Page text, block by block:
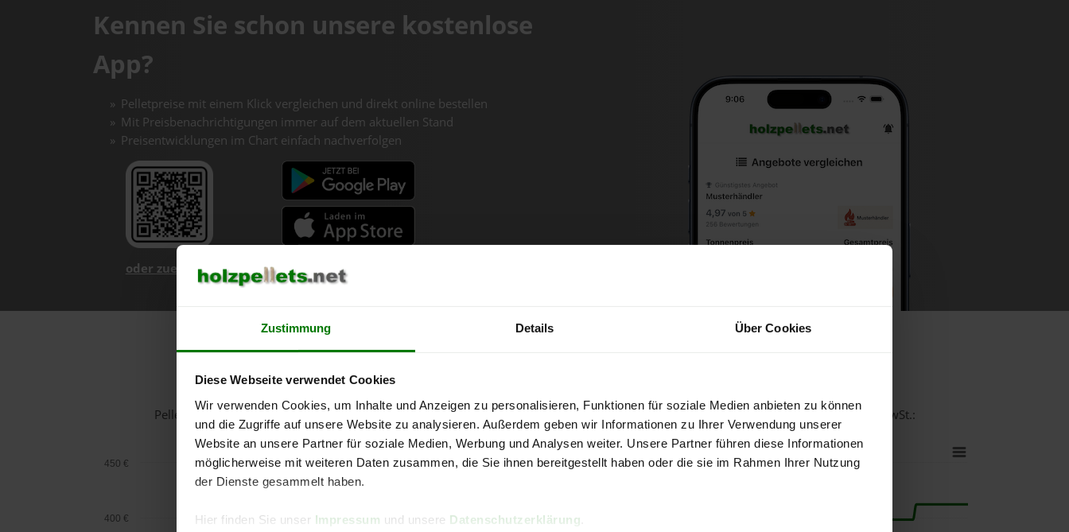
Zustimmung Details Über Cookies
Diese Webseite verwendet Cookies
Wir verwenden Cookies, um Inhalte und Anzeigen zu personalisieren, Funktionen für soziale Medien anbieten zu können
und die Zugriffe auf unsere Website zu analysieren. Außerdem geben wir Informationen zu Ihrer Verwendung unserer
Website an unsere Partner für soziale Medien, Werbung und Analysen weiter. Unsere Partner führen diese Informationen
möglicherweise mit weiteren Daten zusammen, die Sie ihnen bereitgestellt haben oder die sie im Rahmen Ihrer Nutzung
der Dienste gesammelt haben.
Hier finden Sie unser Impressum und unsere Datenschutzerklärung
Kennen Sie schon unsere kostenlose
App?
Pelletpreise mit einem Klick vergleichen und direkt online bestellen
Mit Preisbenachrichtigungen immer auf dem aktuellen Stand
Preisentwicklungen im Chart einfach nachverfolgen
oder zuerst mehr über unsere App erfahren
Holzpellets-Chart für Jagenbach
Pelletspreise in Jagenbach für 1 Tonne bei Abnahmevon 6 Tonnen loser Ware in DINplus-/ENplus-Qualität bei einer Lieferstelle inkl. MwSt.:
400 €
450 €